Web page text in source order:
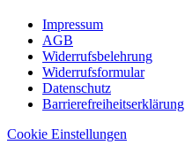
Impressum
AGB
Widerrufsbelehrung
Widerrufsformular
Datenschutz
Barrierefreiheitserklärung
Cookie Einstellungen